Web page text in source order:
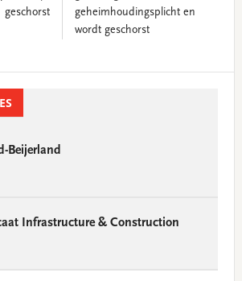
geschorst
geheimhoudingsplicht en
wordt geschorst
Beijerland
Infrastructure & Construction